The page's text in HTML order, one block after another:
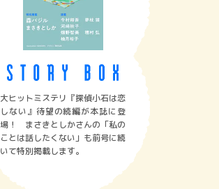
大ヒットミステリ『探偵小石は恋
しない』待望の続編が本誌に登
場！ まさきとしかさんの「私の
ことは話したくない」も前号に続
いて特別掲載します。